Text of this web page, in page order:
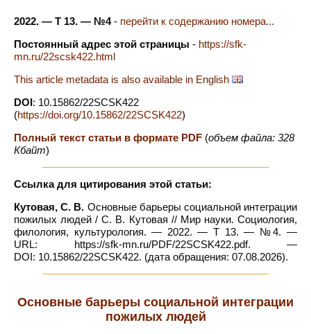
2022. — Т 13. — №4- перейти к содержанию номера...
Постоянный адрес этой страницы - https://sfk-
mn.ru/22scsk422.html
This article metadata is also available in English
DOI: 10.15862/22SCSK422
(https://doi.org/10.15862/22SCSK422)
Полный текст статьи в формате PDF (объем файла: 328
Кбайт)
Ссылка для цитирования этой статьи:
Кутовая, С. В. Основные барьеры социальной интеграции
пожилых людей / С. В. Кутовая // Мир науки. Социология,
филология, культурология. — 2022. — Т 13. — №4. —
URL: https://sfk-mn.ru/PDF/22SCSK422.pdf. —
DOI: 10.15862/22SCSK422. (дата обращения: 07.08.2026).
Основные барьеры социальной интеграции
пожилых людей